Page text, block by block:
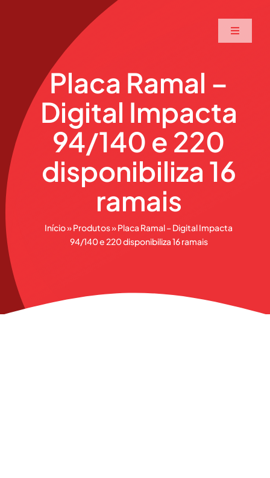
Toggle
Serviços
Soluções
Placa Ramal –
Digital Impacta
94/140 e 220
disponibiliza 16
ramais
Início»Produtos»Placa Ramal – Digital Impacta
94/140 e 220 disponibiliza 16 ramais